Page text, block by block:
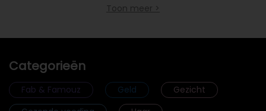
Toon meer >
Categorieën
Fab & Famouz Geld
Gezicht